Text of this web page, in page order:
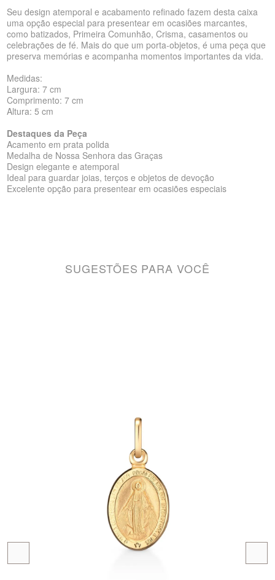
Seu design atemporal e acabamento refinado fazem desta caixa
uma opção especial para presentear em ocasiões marcantes,
como batizados, Primeira Comunhão, Crisma, casamentos ou
celebrações de fé. Mais do que um porta-objetos, é uma peça que
preserva memórias e acompanha momentos importantes da vida.
Medidas:
Largura: 7 cm
Comprimento: 7 cm
Altura: 5 cm
Destaques da Peça
Acamento em prata polida
Medalha de Nossa Senhora das Graças
Design elegante e atemporal
Ideal para guardar joias, terços e objetos de devoção
Excelente opção para presentear em ocasiões especiais
SUGESTÕES PARA VOCÊ